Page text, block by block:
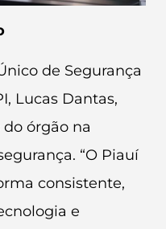
de Segurança
Lucas Dantas,
órgão na
“O Piauí
consistente,
e